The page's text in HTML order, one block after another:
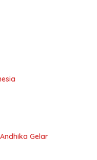
Gelar